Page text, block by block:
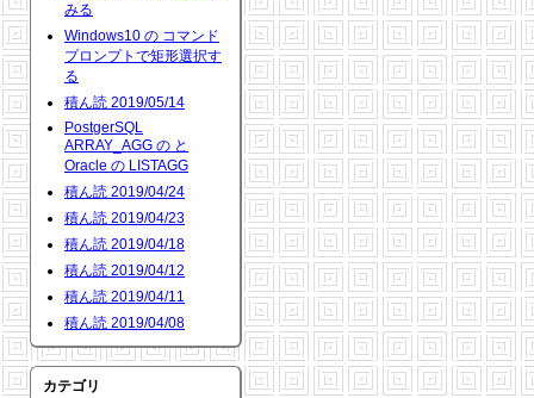
みる
Windows10 の コマンド
プロンプトで矩形選択す
る
積ん読 2019/05/14
PostgerSQL
ARRAY_AGG の と
Oracle の LISTAGG
積ん読 2019/04/24
積ん読 2019/04/23
積ん読 2019/04/18
積ん読 2019/04/12
積ん読 2019/04/11
積ん読 2019/04/08
カテゴリ